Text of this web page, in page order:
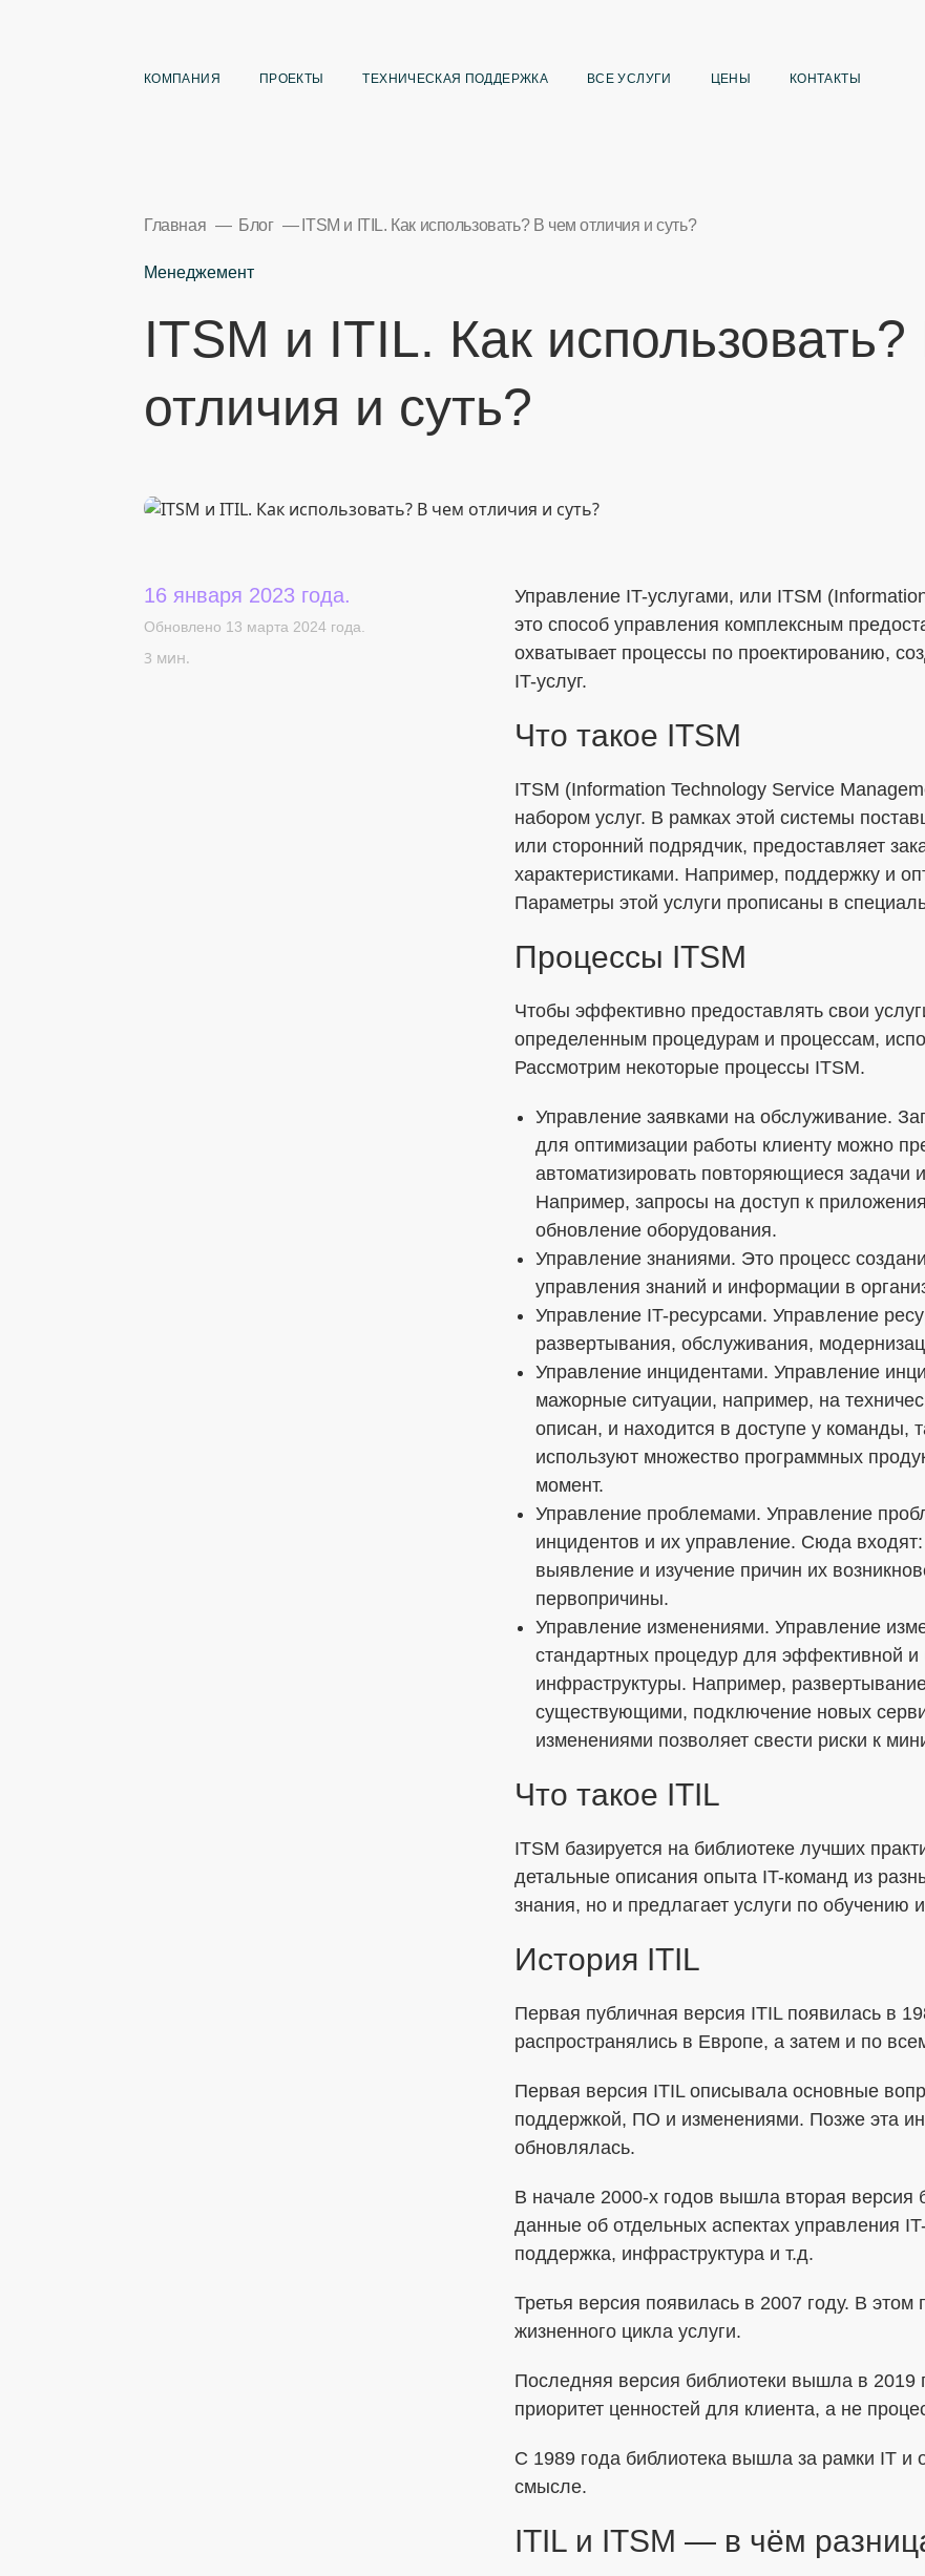
Меня интересует...
ДаюСогласие на обработку
КОМПАНИЯ ПРОЕКТЫ ТЕХНИЧЕСКАЯ ПОДДЕРЖКА ВСЕ УСЛУГИ ЦЕНЫ КОНТАКТЫ
Главная Блог ITSM и ITIL. Как использовать? В чем отличия и суть?
Менеджемент
ITSM и ITIL. Как
отличия и суть?
16 января 2023 года.
Обновлено 13 марта 2024 года.
3 мин.
Управление IT-услугами, или ITSM
это способ управления комплексным
охватывает процессы по проектированию,
IT-услуг.
Что такое ITSM
ITSM (Information Technology Service
набором услуг. В рамках этой системы
или сторонний подрядчик, предоставляет
характеристиками. Например, поддержку и
Параметры этой услуги прописаны в
Процессы ITSM
Чтобы эффективно предоставлять свои
определенным процедурам и процессам,
Рассмотрим некоторые процессы ITSM.
Управление заявками на обслуживание.
для оптимизации работы клиенту можно
автоматизировать повторяющиеся задачи
Например, запросы на доступ к
обновление оборудования.
Управление знаниями. Это процесс
управления знаний и информации в
Управление IT-ресурсами. Управление
развертывания, обслуживания,
Управление инцидентами. Управление
мажорные ситуации, например, на
описан, и находится в доступе у команды,
используют множество программных
момент.
Управление проблемами. Управление
инцидентов и их управление. Сюда
выявление и изучение причин их
первопричины.
Управление изменениями. Управление
стандартных процедур для эффективной и
инфраструктуры. Например,
существующими, подключение новых
изменениями позволяет свести риски к
Что такое ITIL
ITSM базируется на библиотеке лучших
детальные описания опыта IT-команд из
знания, но и предлагает услуги по обучению
История ITIL
Первая публичная версия ITIL появилась в
распространялись в Европе, а затем и по
Первая версия ITIL описывала основные
поддержкой, ПО и изменениями. Позже эта
обновлялась.
В начале 2000-х годов вышла вторая версия
данные об отдельных аспектах управления
поддержка, инфраструктура и т.д.
Третья версия появилась в 2007 году. В
жизненного цикла услуги.
Последняя версия библиотеки вышла в 2019
приоритет ценностей для клиента, а не
С 1989 года библиотека вышла за рамки IT и
смысле.
ITIL и ITSM — в чём